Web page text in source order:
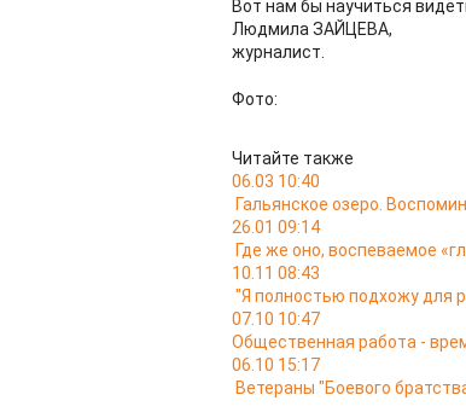
Вот нам бы научиться
Людмила ЗАЙЦЕВА,
журналист.
Фото:
Читайте также
06.03 10:40
Гальянское озеро.
26.01 09:14
Где же оно, воспеваемое
10.11 08:43
"Я полностью подхожу для
07.10 10:47
Общественная работа -
06.10 15:17
Ветераны "Боевого